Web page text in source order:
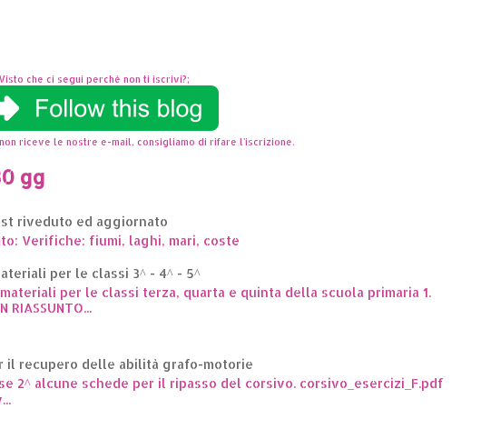
Visto che ci segui perchè non ti iscrivi?;
riceve le nostre e-mail, consigliamo di rifare l'iscrizione.
gg
riveduto ed aggiornato
Verifiche: fiumi, laghi, mari, coste
per le classi 3^ - 4^ - 5^
per le classi terza, quarta e quinta della scuola primaria 1.
RIASSUNTO...
il recupero delle abilità grafo-motorie
alcune schede per il ripasso del corsivo. corsivo_esercizi_F.pdf